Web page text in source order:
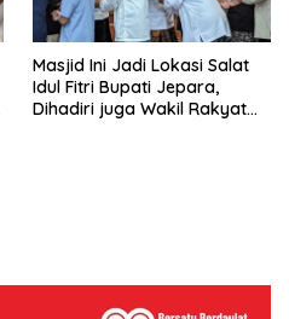
Masjid Ini Jadi Lokasi Salat
Idul Fitri Bupati Jepara,
Dihadiri juga Wakil Rakyat